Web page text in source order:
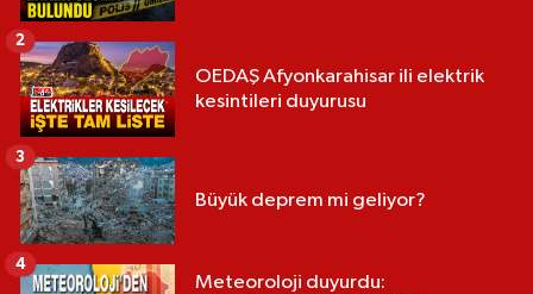
OEDAŞ Afyonkarahisar ili elektrik
kesintileri duyurusu
2
Büyük deprem mi geliyor?
3
Meteoroloji duyurdu:
4